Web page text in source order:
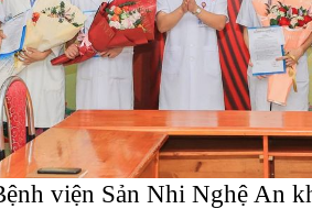
viện Sản Nhi Nghệ An